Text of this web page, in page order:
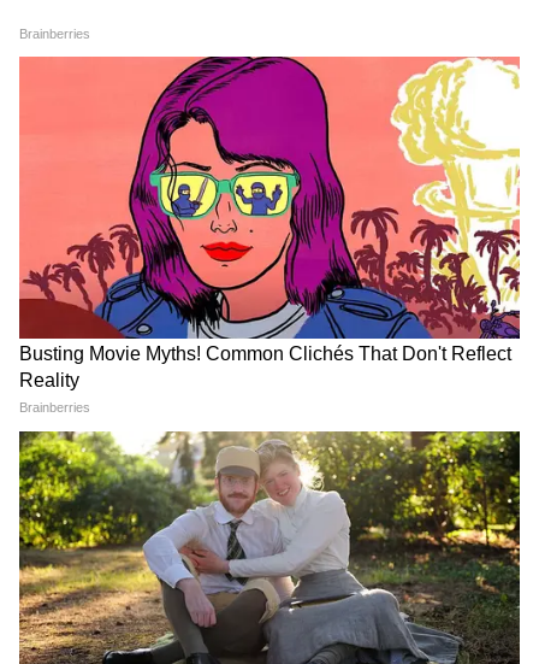
LATEST VIDEOS
Modi in IIT Delhi: '1 लाख करोड़..अंग्रेजी में
बोलूं', देश के युवाओं को Modi ने दिया बहुत बड़ा
टास्क
देर रात Rishabh Pant की इस शिकायत पर
CM Pushkar Dhami की पहली प्रतिक्रिया